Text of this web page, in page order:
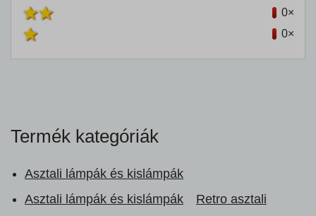
0×
0×
Termék kategóriák
Asztali lámpák és kislámpák
Asztali lámpák és kislámpák
Retro asztali